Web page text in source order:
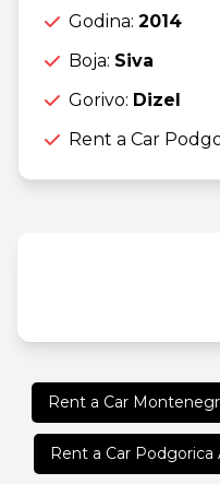
Godina: 2014
Boja: Siva
Gorivo: Dizel
Rent a Car
Rent a Car
Rent a Car Podgorica